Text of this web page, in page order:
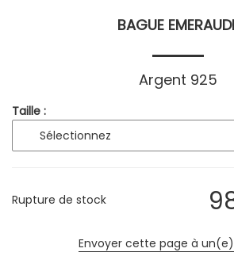
BAGUE
Argent 925
Taille :
Rupture de stock
Envoyer cette page à